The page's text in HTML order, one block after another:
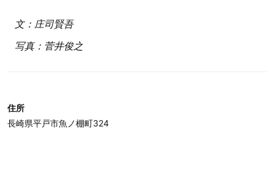
文：庄司賢吾
写真：菅井俊之
住所
長崎県平戸市魚ノ棚町324